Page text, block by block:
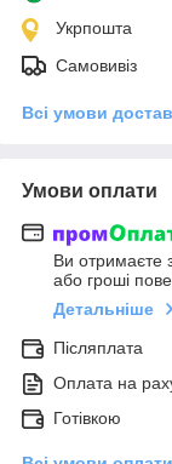
Укрпошта
Самовивіз
Всі умови
Умови оплати
Ви отримаєте
або гроші
Детальніше
Післяплата
Оплата на
Готівкою